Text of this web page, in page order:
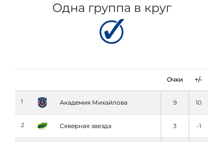
Одна группа в круг
Очки +/-
1 Академия Михайлова 9 10
2 Северная звезда 3 -1